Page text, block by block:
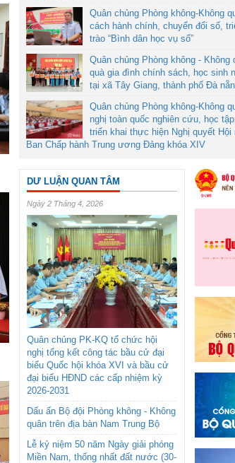
Quân chủng Phòng không-Không
cách hành chính, chuyển đổi số,
trào “Bình dân học vụ số”
Quân chủng Phòng không - Không
quà gia đình chính sách, học sinh
tại xã Tây Giang, thành phố Đà
Quân chủng Phòng không-Không
nghị toàn quốc nghiên cứu, học
triển khai thực hiện Nghị quyết
Ban Chấp hành Trung ương Đảng khóa XIV
DƯ LUẬN QUAN TÂM
Ngày 2 Tháng 4, 2026
Quân chủng PK-KQ tổ chức hội
nghị tổng kết công tác bầu cử đại
biểu Quốc hội khóa XVI và bầu cử
đại biểu HĐND các cấp nhiệm kỳ
2026-2031
Dấu ấn Bộ đội Phòng không - Không
quân trên địa bàn Nam Trung Bộ
Lễ kỷ niệm 50 năm Ngày giải phóng
Miền Nam, thống nhất đất nước (30-